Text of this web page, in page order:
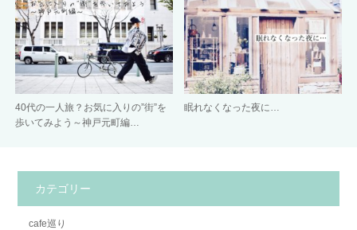
40代の一人旅？お気に入りの”街”を
歩いてみよう～神戸元町編…
眠れなくなった夜に…
カテゴリー
cafe巡り